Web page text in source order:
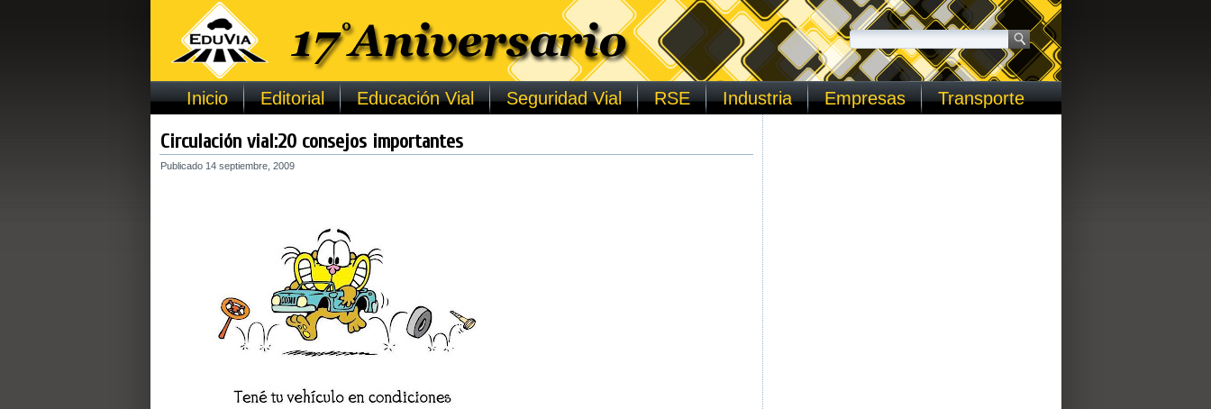
Inicio Editorial Educación Vial Seguridad Vial RSE Industria Empresas Transporte
Circulación vial:20 consejos importantes
Publicado 14 septiembre, 2009